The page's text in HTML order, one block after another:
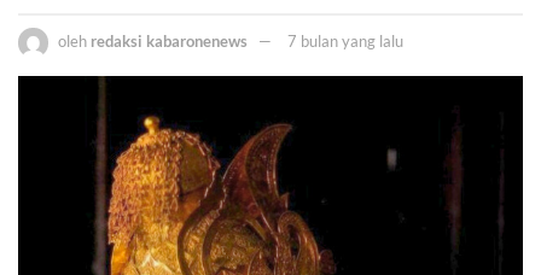
oleh redaksi kabaronenews 7 bulan yang lalu